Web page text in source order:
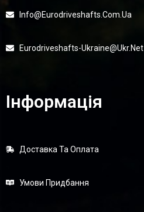
Info@eurodriveshafts.com.ua
Eurodriveshafts-Ukraine@ukr.net
Інформація
Доставка Та Оплата
Умови Придбання